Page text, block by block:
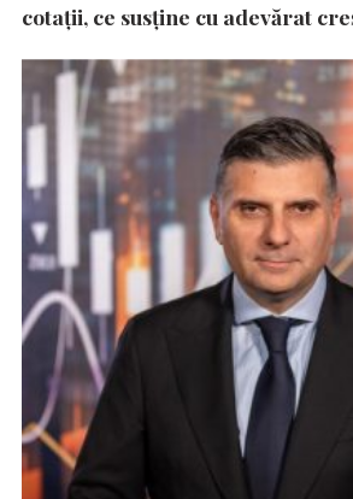
cotații, ce susține cu adevărat